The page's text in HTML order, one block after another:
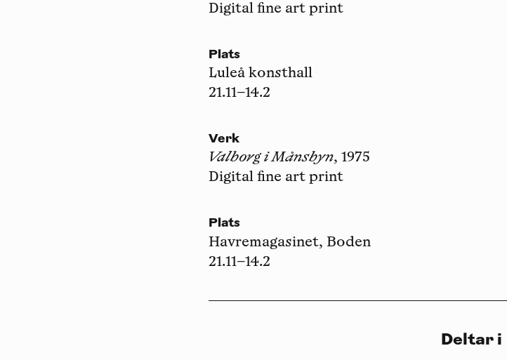
Digital fine art print
Plats
Luleå konsthall
21.11–14.2
Verk
Valborg i Månsbyn, 1975
Digital fine art print
Plats
Havremagasinet, Boden
21.11–14.2
Deltar i